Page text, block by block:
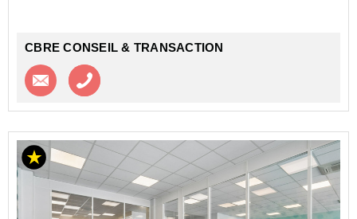
CBRE CONSEIL & TRANSACTION
Contacter l'agence